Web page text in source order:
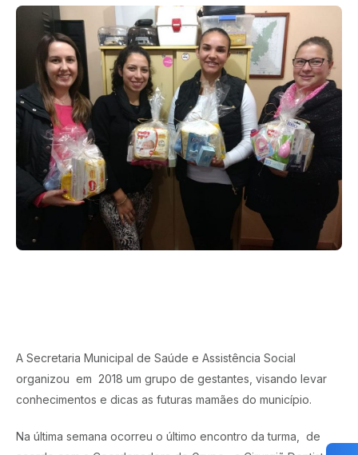
A Secretaria Municipal de Saúde e Assistência Social
organizou em 2018 um grupo de gestantes, visando levar
conhecimentos e dicas as futuras mamães do município.
Na última semana ocorreu o último encontro da turma, de